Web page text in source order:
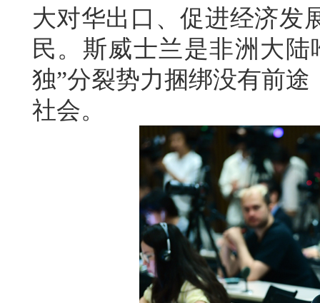
大对华出口、促进经济发
民。斯威士兰是非洲大
独”分裂势力捆绑没有前
社会。